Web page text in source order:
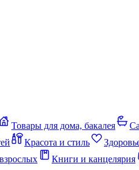
Товары для дома, бакалея
Красота и стиль
Книги и канцелярия